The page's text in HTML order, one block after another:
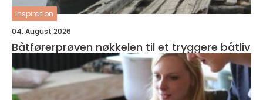
inspiration
04. August 2026
Båtførerprøven nøkkelen til et tryggere båtliv